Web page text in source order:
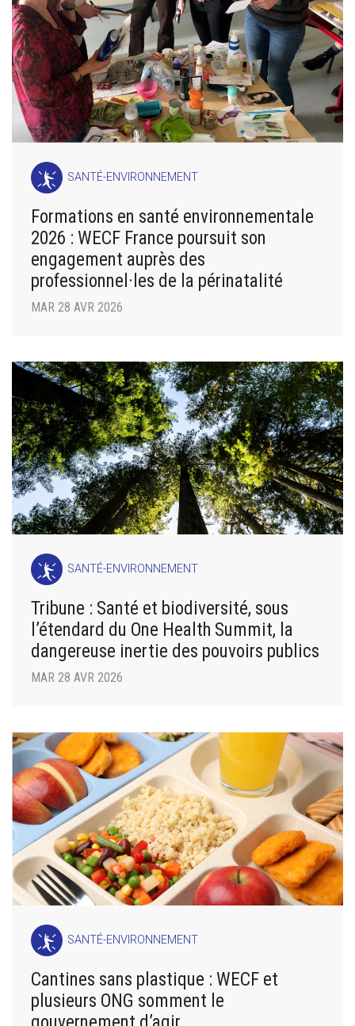
SANTÉ-ENVIRONNEMENT
Formations en santé environnementale
2026 : WECF France poursuit son
engagement auprès des
professionnel·les de la périnatalité
MAR 28 AVR 2026
SANTÉ-ENVIRONNEMENT
Tribune : Santé et biodiversité, sous
l’étendard du One Health Summit, la
dangereuse inertie des pouvoirs publics
MAR 28 AVR 2026
SANTÉ-ENVIRONNEMENT
Cantines sans plastique : WECF et
plusieurs ONG somment le